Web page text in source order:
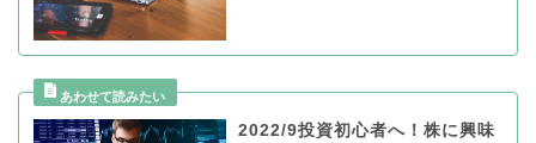
2022/9投資初心者へ！株に興味